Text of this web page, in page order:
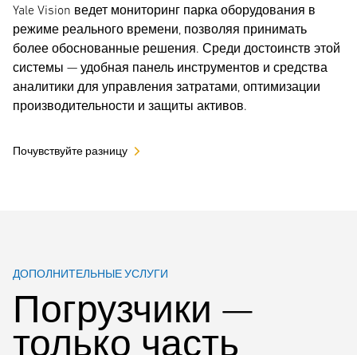
Yale Vision ведет мониторинг парка оборудования в
режиме реального времени, позволяя принимать
более обоснованные решения. Среди достоинств этой
системы — удобная панель инструментов и средства
аналитики для управления затратами, оптимизации
производительности и защиты активов.
Почувствуйте разницу
ДОПОЛНИТЕЛЬНЫЕ УСЛУГИ
Погрузчики —
только часть